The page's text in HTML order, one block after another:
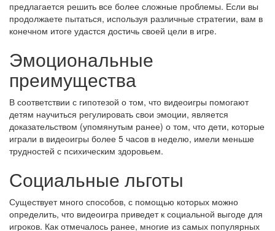
предлагается решить все более сложные проблемы. Если вы
продолжаете пытаться, используя различные стратегии, вам в
конечном итоге удастся достичь своей цели в игре.
Эмоциональные
преимущества
В соответствии с гипотезой о том, что видеоигры помогают
детям научиться регулировать свои эмоции, является
доказательством (упомянутым ранее) о том, что дети, которые
играли в видеоигры более 5 часов в неделю, имели меньше
трудностей с психическим здоровьем.
Социальные льготы
Существует много способов, с помощью которых можно
определить, что видеоигра приведет к социальной выгоде для
игроков. Как отмечалось ранее, многие из самых популярных